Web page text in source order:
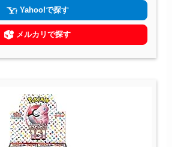
Yahoo!で探す
メルカリで探す